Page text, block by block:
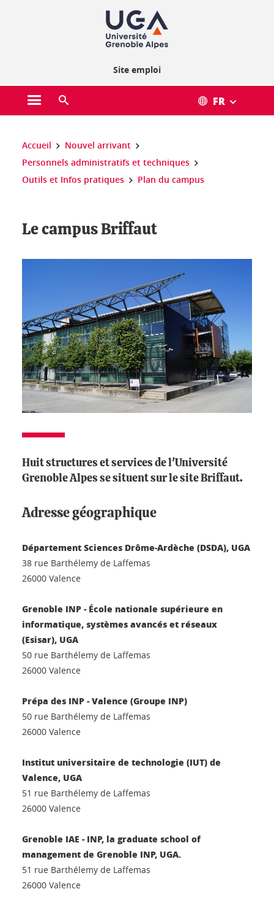
Site emploi
Ouvrir le menu principal FR
Vous êtes ici :
Accueil
Nouvel arrivant
Personnels administratifs et techniques
Outils et Infos pratiques
Plan du campus
Le campus Briffaut
Huit structures et services de l'Université
Grenoble Alpes se situent sur le site Briffaut.
Adresse géographique
Département Sciences Drôme-Ardèche (DSDA), UGA
38 rue Barthélemy de Laffemas
26000 Valence
Grenoble INP - École nationale supérieure en
informatique, systèmes avancés et réseaux
(Esisar), UGA
50 rue Barthélemy de Laffemas
26000 Valence
Prépa des INP - Valence (Groupe INP)
50 rue Barthélemy de Laffemas
26000 Valence
Institut universitaire de technologie (IUT) de
Valence, UGA
51 rue Barthélemy de Laffemas
26000 Valence
Grenoble IAE - INP, la graduate school of
management de Grenoble INP, UGA.
51 rue Barthélemy de Laffemas
26000 Valence